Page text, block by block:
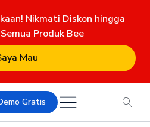
Nikmati Diskon hingga
Produk Bee
Mau
Gratis